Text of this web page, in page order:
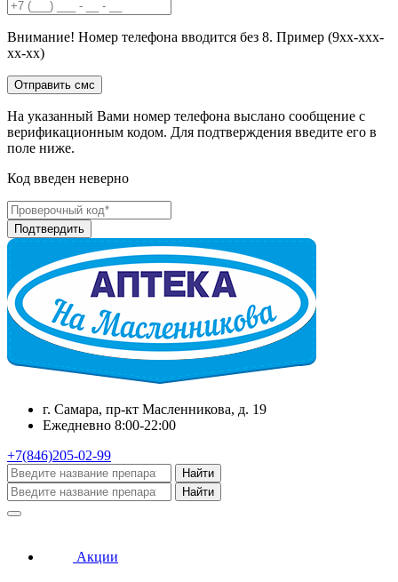
Внимание! Номер телефона вводится без 8. Пример (9хх-ххх-
хх-хх)
На указанный Вами номер телефона выслано сообщение с
верификационным кодом. Для подтверждения введите его в
поле ниже.
Код введен неверно
г. Самара, пр-кт Масленникова, д. 19
Ежедневно 8:00-22:00
+7(846)205-02-99
Найти
Найти
Акции